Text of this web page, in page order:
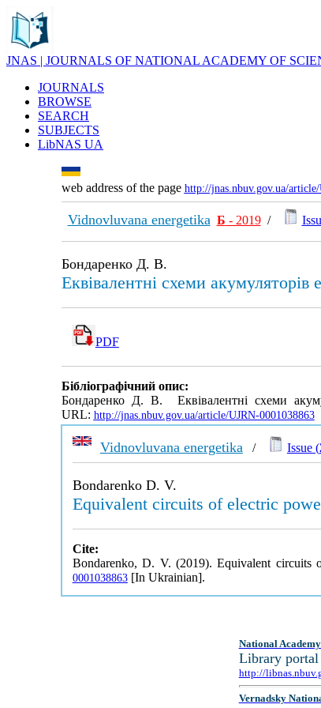
JNAS | JOURNALS OF NATIONAL ACADEMY OF
JOURNALS
BROWSE
SEARCH
SUBJECTS
LibNAS UA
web address of the page http://jnas.nbuv.gov.ua/
Vidnovluvana energetika Б - 2019/
Бондаренко Д. В.
Еквівалентні схеми акумуляторів
PDF
Бібліографічний опис:
Бондаренко Д. В. Еквівалентні схеми
URL: http://jnas.nbuv.gov.ua/article/UJRN-0001038863
Vidnovluvana energetika / Issue (
Bondarenko D. V.
Equivalent circuits of electric
Cite:
Bondarenko, D. V. (2019). Equivalent circuits
0001038863[In Ukrainian].
National
Library
http://
Vernadsky